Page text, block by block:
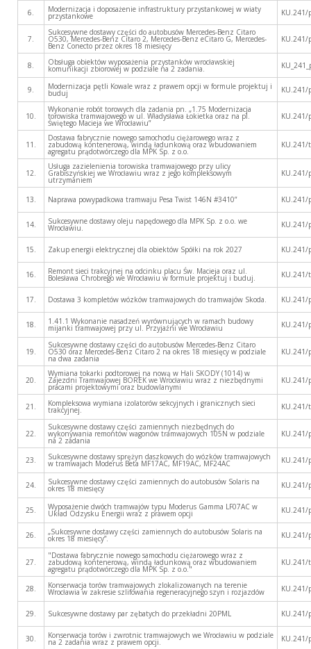
6. Modernizacja i doposażenie infrastruktury przystankowej w wiaty
przystankowe KU.241/
7.
Sukcesywne dostawy części do autobusów Mercedes-Benz Citaro
O530, Mercedes-Benz Citaro 2, Mercedes-Benz eCitaro G, Mercedes-
Benz Conecto przez okres 18 miesięcy
KU.241/
8. Obsługa obiektów wyposażenia przystanków wrocławskiej
komunikacji zbiorowej w podziale na 2 zadania.
9. Modernizacja pętli Kowale wraz z prawem opcji w formule projektuj i
buduj KU.241/
10.
Wykonanie robót torowych dla zadania pn. „1.75 Modernizacja
torowiska tramwajowego w ul. Władysława Łokietka oraz na pl.
Świętego Macieja we Wrocławiu”
KU.241/
11.
Dostawa fabrycznie nowego samochodu ciężarowego wraz z
zabudową kontenerową, windą ładunkową oraz wbudowaniem
agregatu prądotwórczego dla MPK Sp. z o.o.
KU.241/
12.
Usługa zazielenienia torowiska tramwajowego przy ulicy
Grabiszyńskiej we Wrocławiu wraz z jego kompleksowym
utrzymaniem
KU.241/
13. Naprawa powypadkowa tramwaju Pesa Twist 146N #3410” KU.241/
14. Sukcesywne dostawy oleju napędowego dla MPK Sp. z o.o. we
Wrocławiu. KU.241/
15. Zakup energii elektrycznej dla obiektów Spółki na rok 2027 KU.241/
16. Remont sieci trakcyjnej na odcinku placu Św. Macieja oraz ul.
Bolesława Chrobrego we Wrocławiu w formule projektuj i buduj. KU.241/
17. Dostawa 3 kompletów wózków tramwajowych do tramwajów Skoda. KU.241/
18. 1.41.1 Wykonanie nasadzeń wyrównujących w ramach budowy
mijanki tramwajowej przy ul. Przyjaźni we Wrocławiu KU.241/
19.
Sukcesywne dostawy części do autobusów Mercedes-Benz Citaro
O530 oraz Mercedes-Benz Citaro 2 na okres 18 miesięcy w podziale
na dwa zadania
KU.241/
20.
Wymiana tokarki podtorowej na nową w Hali SKODY (1014) w
Zajezdni Tramwajowej BOREK we Wrocławiu wraz z niezbędnymi
pracami projektowymi oraz budowlanymi
KU.241/
21. Kompleksowa wymiana izolatorów sekcyjnych i granicznych sieci
trakcyjnej. KU.241/
22.
Sukcesywne dostawy części zamiennych niezbędnych do
wykonywania remontów wagonów tramwajowych 105N w podziale
na 2 zadania
KU.241/
23. Sukcesywne dostawy sprężyn daszkowych do wózków tramwajowych
w tramwajach Moderus Beta MF17AC, MF19AC, MF24AC KU.241/
24. Sukcesywne dostawy części zamiennych do autobusów Solaris na
okres 18 miesięcy KU.241/
25. Wyposażenie dwóch tramwajów typu Moderus Gamma LF07AC w
Układ Odzysku Energii wraz z prawem opcji KU.241/
26. „Sukcesywne dostawy części zamiennych do autobusów Solaris na
okres 18 miesięcy”. KU.241/
27.
"Dostawa fabrycznie nowego samochodu ciężarowego wraz z
zabudową kontenerową, windą ładunkową oraz wbudowaniem
agregatu prądotwórczego dla MPK Sp. z o.o."
KU.241/
28. Konserwacja torów tramwajowych zlokalizowanych na terenie
Wrocławia w zakresie szlifowania regeneracyjnego szyn i rozjazdów KU.241/
29. Sukcesywne dostawy par zębatych do przekładni 20PML KU.241/
30. Konserwacja torów i zwrotnic tramwajowych we Wrocławiu w podziale
na 2 zadania wraz z prawem opcji. KU.241/